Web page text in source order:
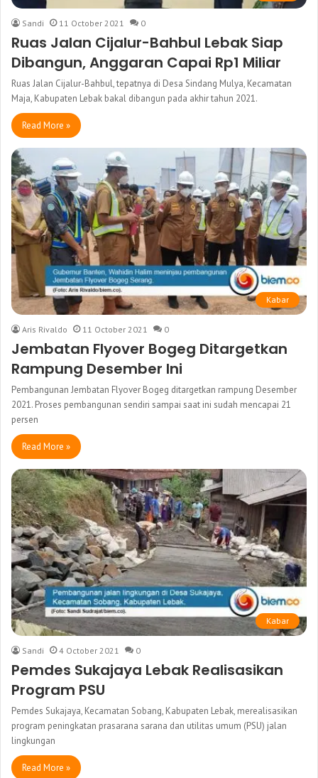
Sandi 11 October 2021 0
Ruas Jalan Cijalur-Bahbul Lebak Siap
Dibangun, Anggaran Capai Rp1 Miliar
Ruas Jalan Cijalur-Bahbul, tepatnya di Desa Sindang Mulya, Kecamatan
Maja, Kabupaten Lebak bakal dibangun pada akhir tahun 2021.
Read More »
Kabar
Aris Rivaldo 11 October 2021 0
Jembatan Flyover Bogeg Ditargetkan
Rampung Desember Ini
Pembangunan Jembatan Flyover Bogeg ditargetkan rampung Desember
2021. Proses pembangunan sendiri sampai saat ini sudah mencapai 21
persen
Read More »
Kabar
Sandi 4 October 2021 0
Pemdes Sukajaya Lebak Realisasikan
Program PSU
Pemdes Sukajaya, Kecamatan Sobang, Kabupaten Lebak, merealisasikan
program peningkatan prasarana sarana dan utilitas umum (PSU) jalan
lingkungan
Read More »